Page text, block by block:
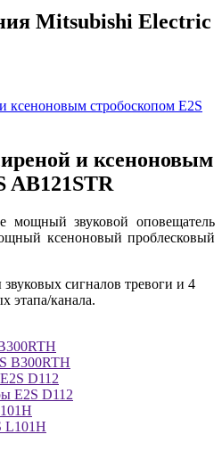
Mitsubishi Electric
и ксеноновым
AB121STR
мощный звуковой оповещатель
ксеноновый проблесковый
сигналов тревоги и 4
этапа/канала.
D112